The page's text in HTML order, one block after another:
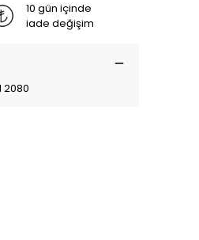
10 gün içinde
iade değişim
2080